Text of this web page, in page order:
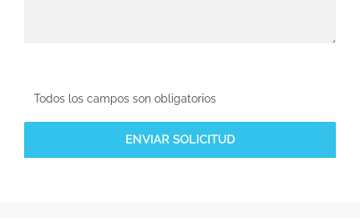
Todos los campos son obligatorios